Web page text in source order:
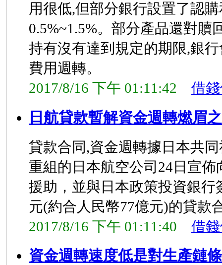
用很低,但部分銀行設置了認
0.5%~1.5%。部分產品還對贖
持有沒有達到規定的期限,銀
費用週轉。
2017/8/16 下午 01:11:42
借
日航貸款暫解資金週轉燃眉
貸款合同,資金週轉據日本共
重組的日本航空公司24日宣
援助，並與日本政策投資銀行
元(約合人民幣77億元)的貸款
2017/8/16 下午 01:11:40
借
資金週轉速度低是對生產鏈